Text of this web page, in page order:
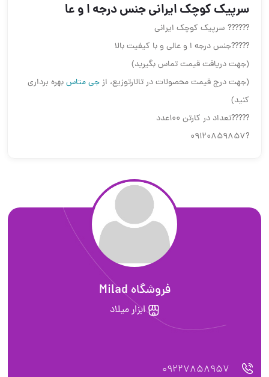
سرپیک کوچک ایرانی جنس درجه ا و عا
?????? سرپیک کوچک ایرانی
?????جنس درجه ا و عالی و با کیفیت بالا
(جهت دریافت قیمت تماس بگیرید)
(جهت درج قیمت محصولات در تالارتوزیع، ازجی متاسبهره برداری
کنید)
?????تعداد در کارتن ۱۰۰عدد
?09120859857
فروشگاه Milad
ابزار میلاد
09227858957